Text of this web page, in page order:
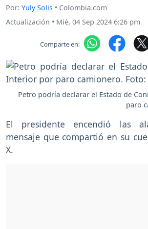
Por: Yuly Solis • Colombia.com
Actualización • Mié, 04 Sep 2024 6:26 pm
Comparte en:
Petro podría declarar el Estado de
paro
El presidente encendió las
mensaje que compartió en su
X.